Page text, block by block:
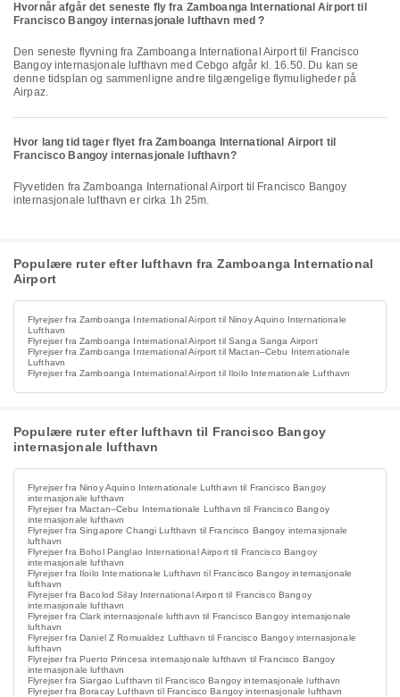
Hvornår afgår det seneste fly fra Zamboanga International Airport til
Francisco Bangoy internasjonale lufthavn med ?
Den seneste flyvning fra Zamboanga International Airport til Francisco
Bangoy internasjonale lufthavn med Cebgo afgår kl. 16.50. Du kan se
denne tidsplan og sammenligne andre tilgængelige flymuligheder på
Airpaz.
Hvor lang tid tager flyet fra Zamboanga International Airport til
Francisco Bangoy internasjonale lufthavn?
Flyvetiden fra Zamboanga International Airport til Francisco Bangoy
internasjonale lufthavn er cirka 1h 25m.
Populære ruter efter lufthavn fra Zamboanga International
Airport
Flyrejser fra Zamboanga International Airport til Ninoy Aquino Internationale
Lufthavn
Flyrejser fra Zamboanga International Airport til Sanga Sanga Airport
Flyrejser fra Zamboanga International Airport til Mactan–Cebu Internationale
Lufthavn
Flyrejser fra Zamboanga International Airport til Iloilo Internationale Lufthavn
Populære ruter efter lufthavn til Francisco Bangoy
internasjonale lufthavn
Flyrejser fra Ninoy Aquino Internationale Lufthavn til Francisco Bangoy
internasjonale lufthavn
Flyrejser fra Mactan–Cebu Internationale Lufthavn til Francisco Bangoy
internasjonale lufthavn
Flyrejser fra Singapore Changi Lufthavn til Francisco Bangoy internasjonale
lufthavn
Flyrejser fra Bohol Panglao International Airport til Francisco Bangoy
internasjonale lufthavn
Flyrejser fra Iloilo Internationale Lufthavn til Francisco Bangoy internasjonale
lufthavn
Flyrejser fra Bacolod Silay International Airport til Francisco Bangoy
internasjonale lufthavn
Flyrejser fra Clark internasjonale lufthavn til Francisco Bangoy internasjonale
lufthavn
Flyrejser fra Daniel Z Romualdez Lufthavn til Francisco Bangoy internasjonale
lufthavn
Flyrejser fra Puerto Princesa internasjonale lufthavn til Francisco Bangoy
internasjonale lufthavn
Flyrejser fra Siargao Lufthavn til Francisco Bangoy internasjonale lufthavn
Flyrejser fra Boracay Lufthavn til Francisco Bangoy internasjonale lufthavn